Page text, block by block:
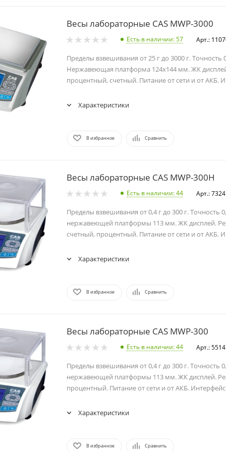
Весы лабораторные CAS MWP-3000
Есть в наличии: 57 Арт.:
Пределы взвешивания от 25 г до 3000 г. Точность
Нержавеющая платформа 124х144 мм. ЖК
процентный, счетный. Питание от сети и от АКБ.
Характеристики
В избранное Сравнить
Весы лабораторные CAS MWP-300H
Есть в наличии: 44 Арт.: 7324
Пределы взвешивания от 0,4 г до 300 г. Точность
нержавеющей платформы 113 мм. ЖК дисплей.
счетный, процентный. Питание от сети и от АКБ.
Характеристики
В избранное Сравнить
Весы лабораторные CAS MWP-300
Есть в наличии: 44 Арт.: 5514
Пределы взвешивания от 0,4 г до 300 г. Точность
нержавеющей платформы 113 мм. ЖК дисплей.
процентный. Питание от сети и от АКБ. Интерфейс
Характеристики
В избранное Сравнить